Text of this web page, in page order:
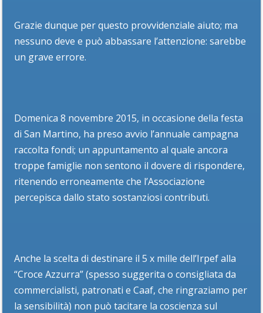
Grazie dunque per questo provvidenziale aiuto; ma
nessuno deve e può abbassare l’attenzione: sarebbe
un grave errore.
Domenica 8 novembre 2015, in occasione della festa
di San Martino, ha preso avvio l’annuale campagna
raccolta fondi; un appuntamento al quale ancora
troppe famiglie non sentono il dovere di rispondere,
ritenendo erroneamente che l’Associazione
percepisca dallo stato sostanziosi contributi.
Anche la scelta di destinare il 5 x mille dell’Irpef alla
“Croce Azzurra” (spesso suggerita o consigliata da
commercialisti, patronati e Caaf, che ringraziamo per
la sensibilità) non può tacitare la coscienza sul